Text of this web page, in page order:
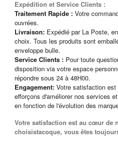
Expédition et Service Clients :
Traitement Rapide : Votre
ouvrées.
Livraison: Expédié par La Poste,
choix. Tous les produits sont
enveloppe bulle.
Service Clients : Pour toute
disposition via votre espace
répondre sous 24 à 48H00.
Engagement: Votre satisfaction
efforçons d'améliorer nos services
en fonction de l'évolution des
Votre satisfaction est au cœur de
choisistacoque, vous êtes